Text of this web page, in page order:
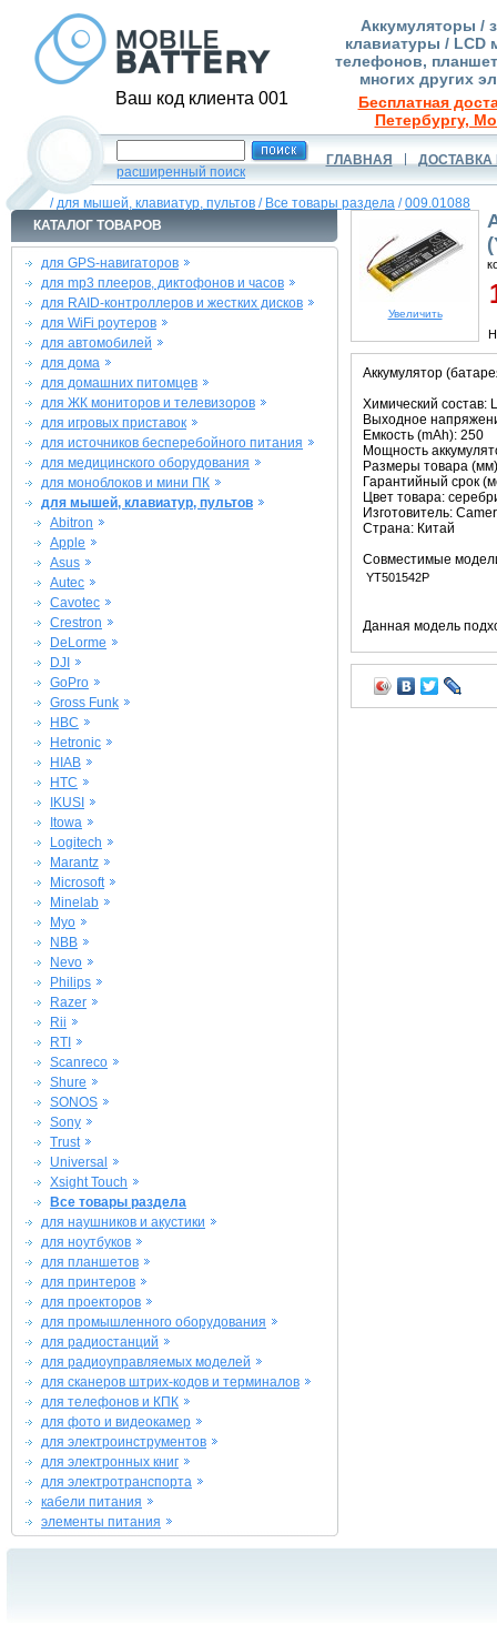
Ваш код клиента 001
Аккумуляторы /
клавиатуры / LCD
телефонов,
многих других
Бесплатная
Петербургу,
расширенный поиск
ГЛАВНАЯ ДОСТАВКА
/для мышей, клавиатур, пультов / Все товары раздела /009.01088
КАТАЛОГ ТОВАРОВ
для GPS-навигаторов
для mp3 плееров, диктофонов и часов
для RAID-контроллеров и жестких дисков
для WiFi роутеров
для автомобилей
для дома
для домашних питомцев
для ЖК мониторов и телевизоров
для игровых приставок
для источников бесперебойного питания
для медицинского оборудования
для моноблоков и мини ПК
для мышей, клавиатур, пультов
Abitron
Apple
Asus
Autec
Cavotec
Crestron
DeLorme
DJI
GoPro
Gross Funk
HBC
Hetronic
HIAB
HTC
IKUSI
Itowa
Logitech
Marantz
Microsoft
Minelab
Myo
NBB
Nevo
Philips
Razer
Rii
RTI
Scanreco
Shure
SONOS
Sony
Trust
Universal
Xsight Touch
Все товары раздела
для наушников и акустики
для ноутбуков
для планшетов
для принтеров
для проекторов
для промышленного оборудования
для радиостанций
для радиоуправляемых моделей
для сканеров штрих-кодов и терминалов
для телефонов и КПК
для фото и видеокамер
для электроинструментов
для электронных книг
для электротранспорта
кабели питания
элементы питания
Увеличить
Аккумулятор
Химический состав:
Выходное
Емкость (mAh): 250
Мощность
Размеры товара
Гарантийный срок
Цвет товара:
Изготовитель:
Страна: Китай
Совместимые
YT501542P
Данная модель